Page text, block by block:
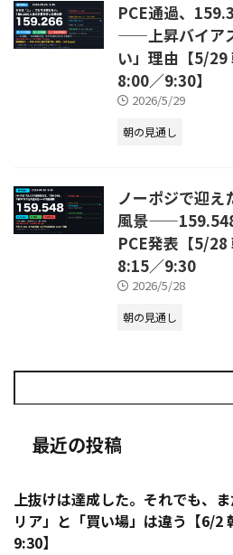
PCE通過、
——上昇バイア
い」理由【5/29
8:00／9:30】
2026/5/29
朝の見通し
ノーポジで迎え
風景
PCE発表【5/28
8:15／9:30
2026/5/28
朝の見通し
最近の投稿
上抜けは達成した。それでも、
リア」と「買い場」は違う【6/2
9:30】